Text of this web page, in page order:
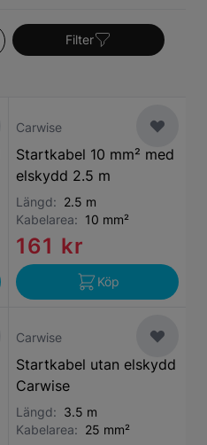
Filter
Carwise
Startkabel 10 mm² med
elskydd 2.5 m
Längd: 2.5 m
Kabelarea: 10 mm²
161 kr
Köp
Carwise
Startkabel utan elskydd
Carwise
Längd: 3.5 m
Kabelarea: 25 mm²